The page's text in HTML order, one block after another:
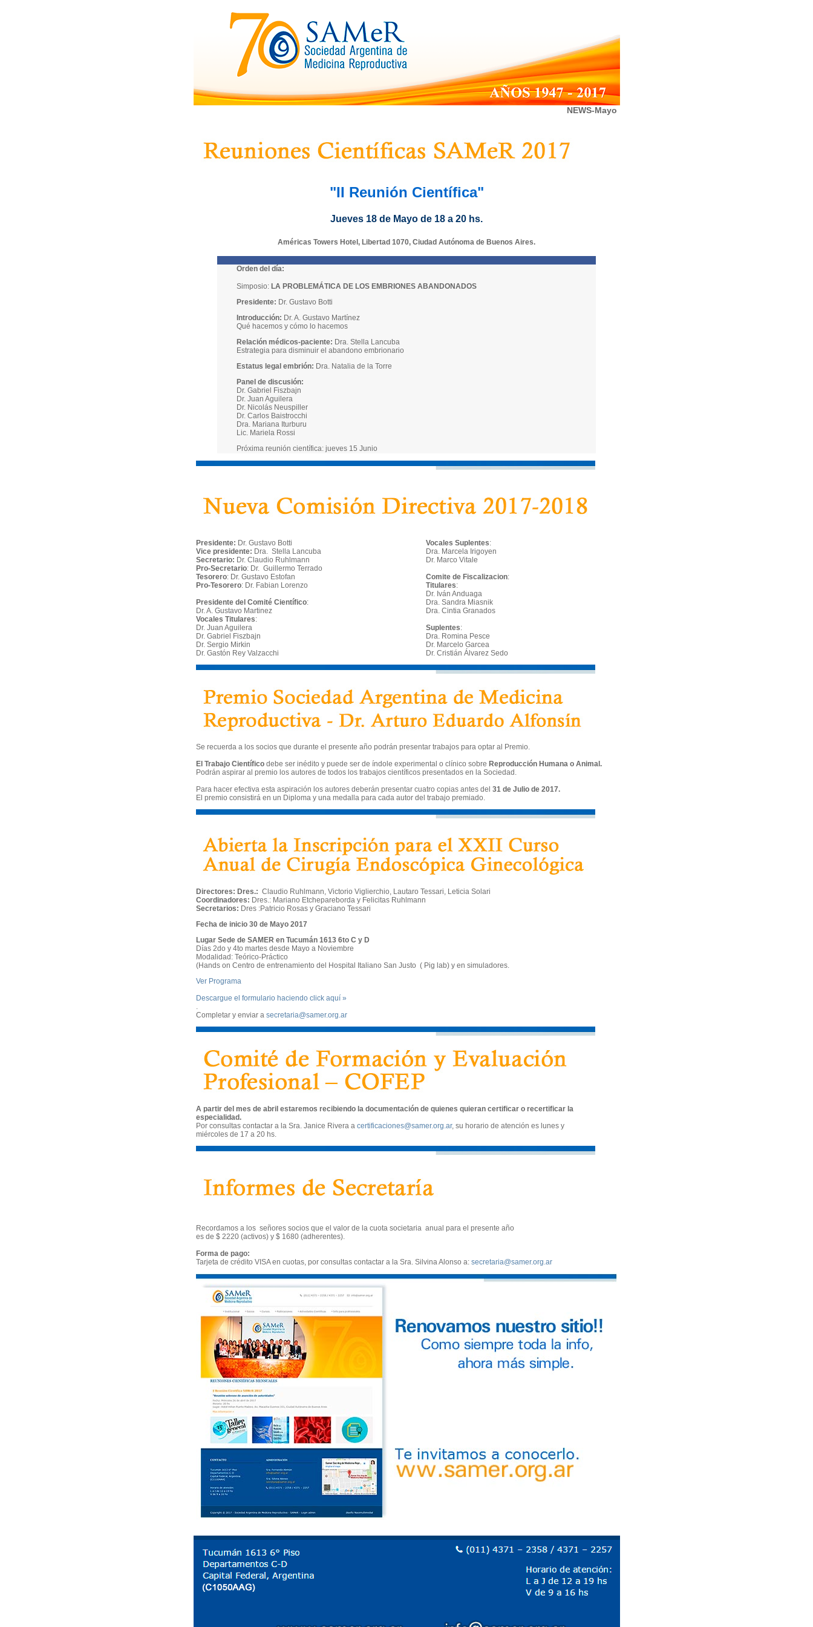
NEWS-Mayo
"II Reunión Científica"
Jueves 18 de Mayo de 18 a 20 hs.
Américas Towers Hotel, Libertad 1070, Ciudad Autónoma de Buenos Aires.
Orden del día:
Simposio: LA PROBLEMÁTICA DE LOS EMBRIONES ABANDONADOS
Presidente: Dr. Gustavo Botti
Introducción: Dr. A. Gustavo Martínez
Qué hacemos y cómo lo hacemos
Relación médicos-paciente: Dra. Stella Lancuba
Estrategia para disminuir el abandono embrionario
Estatus legal embrión: Dra. Natalia de la Torre
Panel de discusión:
Dr. Gabriel Fiszbajn
Dr. Juan Aguilera
Dr. Nicolás Neuspiller
Dr. Carlos Baistrocchi
Dra. Mariana Iturburu
Lic. Mariela Rossi
Próxima reunión científica: jueves 15 Junio
Presidente: Dr. Gustavo Botti Vocales Suplentes:
Vice presidente: Dra. Stella Lancuba
Dra. Marcela Irigoyen
Secretario: Dr. Claudio Ruhlmann
Dr. Marco Vitale
Pro-Secretario: Dr. Guillermo Terrado
Tesorero: Dr. Gustavo Estofan Comite de Fiscalizacion:
Pro-Tesorero: Dr. Fabian Lorenzo Titulares:
Dr. Iván Anduaga
Presidente del Comité Científico:
Dra. Sandra Miasnik
Dr. A. Gustavo Martinez
Dra. Cintia Granados
Vocales Titulares:
Dr. Juan Aguilera
Suplentes:
Dr. Gabriel Fiszbajn
Dra. Romina Pesce
Dr. Sergio Mirkin
Dr. Marcelo Garcea
Dr. Gastón Rey Valzacchi
Dr. Cristián Álvarez Sedo
Se recuerda a los socios que durante el presente año podrán presentar trabajos para optar al Premio.
El Trabajo Científico debe ser inédito y puede ser de índole experimental o clínico sobre Reproducción Humana o Animal.
Podrán aspirar al premio los autores de todos los trabajos científicos presentados en la Sociedad.
Para hacer efectiva esta aspiración los autores deberán presentar cuatro copias antes del 31 de Julio de 2017.
El premio consistirá en un Diploma y una medalla para cada autor del trabajo premiado.
Directores: Dres.: Claudio Ruhlmann, Victorio Viglierchio, Lautaro Tessari, Leticia Solari
Coordinadores: Dres.: Mariano Etchepareborda y Felicitas Ruhlmann
Secretarios: Dres :Patricio Rosas y Graciano Tessari
Fecha de inicio 30 de Mayo 2017
Lugar Sede de SAMER en Tucumán 1613 6to C y D
Días 2do y 4to martes desde Mayo a Noviembre
Modalidad: Teórico-Práctico
(Hands on Centro de entrenamiento del Hospital Italiano San Justo ( Pig lab) y en simuladores.
Ver Programa
Descargue el formulario haciendo click aquí »
Completar y enviar a secretaria@samer.org.ar
A partir del mes de abril estaremos recibiendo la documentación de quienes quieran certificar o recertificar la
especialidad.
Por consultas contactar a la Sra. Janice Rivera a certificaciones@samer.org.ar, su horario de atención es lunes y
miércoles de 17 a 20 hs.
Recordamos a los señores socios que el valor de la cuota societaria anual para el presente año
es de $ 2220 (activos) y $ 1680 (adherentes).
Forma de pago:
Tarjeta de crédito VISA en cuotas, por consultas contactar a la Sra. Silvina Alonso a: secretaria@samer.org.ar